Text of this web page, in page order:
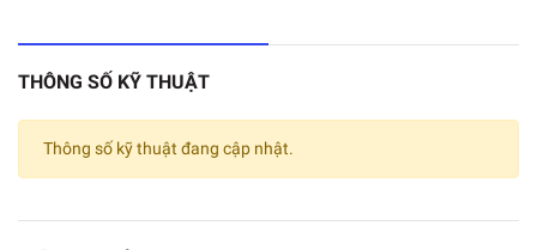
THÔNG SỐ KỸ THUẬT
Thông số kỹ thuật đang cập nhật.